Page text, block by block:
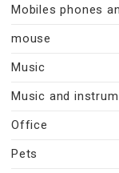
Mobiles phones
mouse
Music
Music and
Office
Pets